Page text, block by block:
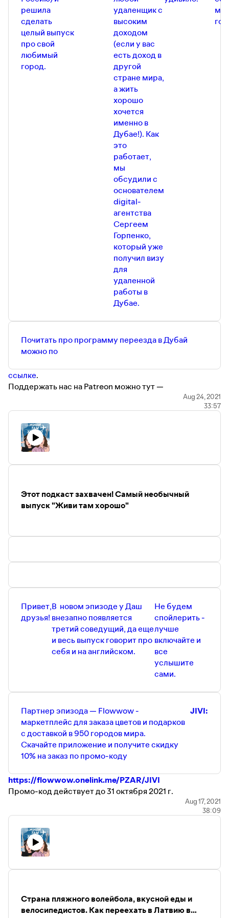
решила
сделать
целый выпуск
про свой
любимый
город.
удаленщик с
высоким
доходом
(если у вас
есть доход в
другой
стране мира,
а жить
хорошо
хочется
именно в
Дубае!). Как
это
работает,
мы
обсудили с
основателем
digital-
агентства
Сергеем
Горпенко,
который уже
получил визу
для
удаленной
работы в
Дубае.
Почитать про программу переезда в Дубай
можно по
ссылке.
Поддержать нас на Patreon можно тут —
Приходите к нам в инстаграм и делитесь своими
Наш телеграм-канал (где мы собираем уютное
комьюнити, а еще там много полезного) —
https://t.me/Jivi_xorosho
Инстаграм Даши Жук —
Наша почта тут —Jivi.podcast@gmail.com
Aug 24, 2021
33:57
Этот подкаст захвачен! Самый необычный
выпуск "Живи там хорошо"
Привет,
друзья!
В новом эпизоде у Даш
внезапно появляется
третий соведущий, да еще
и весь выпуск говорит про
себя и на английском.
Не будем
спойлерить -
лучше
включайте и
все
услышите
сами.
Партнер эпизода — Flowwow -
маркетплейс для заказа цветов и подарков
с доставкой в 950 городов мира.
Скачайте приложение и получите скидку
10% на заказ по промо-коду
JIVI:
https://flowwow.onelink.me/PZAR/JIVI
Промо-код действует до 31 октября 2021 г.
Другие полезные ссылки от наших партнеров:
психотерапевтом «
Сервис онлайн-переводов TransferGo
http://bit.ly/06_Jivi_tam_tGo
Поддержать нас на Patreon можно тут —
историями —
https://www.instagram.com/jivi_horosho/
Aug 17, 2021
38:09
Страна пляжного волейбола, вкусной еды и
велосипедистов. Как переехать в Латвию в